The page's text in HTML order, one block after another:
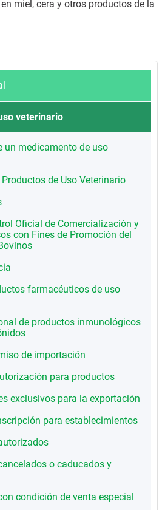
miel, cera y otros productos de la
veterinario
un medicamento de uso
de Uso Veterinario
Oficial de Comercialización y
con Fines de Promoción del
farmacéuticos de uso
de productos inmunológicos
de importación
para productos
exclusivos para la exportación
para establecimientos
o caducados y
condición de venta especial